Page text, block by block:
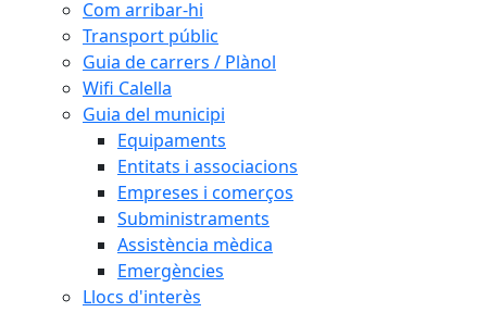
Com arribar-hi
Transport públic
Guia de carrers / Plànol
Wifi Calella
Guia del municipi
Equipaments
Entitats i associacions
Empreses i comerços
Subministraments
Assistència mèdica
Emergències
Llocs d'interès